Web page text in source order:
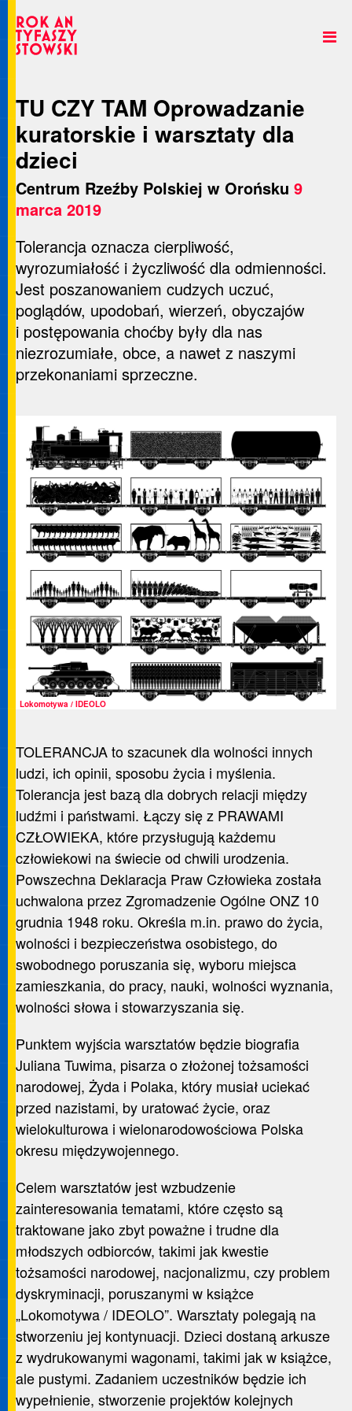
TU CZY TAM Oprowadzanie
kuratorskie i warsztaty dla
dzieci
Centrum Rzeźby Polskiej w Orońsku 9
marca 2019
Tolerancja oznacza cierpliwość,
wyrozumiałość i życzliwość dla odmienności.
Jest poszanowaniem cudzych uczuć,
poglądów, upodobań, wierzeń, obyczajów
i postępowania choćby były dla nas
niezrozumiałe, obce, a nawet z naszymi
przekonaniami sprzeczne.
Lokomotywa / IDEOLO
TOLERANCJA to szacunek dla wolności innych
ludzi, ich opinii, sposobu życia i myślenia.
Tolerancja jest bazą dla dobrych relacji między
ludźmi i państwami. Łączy się z PRAWAMI
CZŁOWIEKA, które przysługują każdemu
człowiekowi na świecie od chwili urodzenia.
Powszechna Deklaracja Praw Człowieka została
uchwalona przez Zgromadzenie Ogólne ONZ 10
grudnia 1948 roku. Określa m.in. prawo do życia,
wolności i bezpieczeństwa osobistego, do
swobodnego poruszania się, wyboru miejsca
zamieszkania, do pracy, nauki, wolności wyznania,
wolności słowa i stowarzyszania się.
Punktem wyjścia warsztatów będzie biografia
Juliana Tuwima, pisarza o złożonej tożsamości
narodowej, Żyda i Polaka, który musiał uciekać
przed nazistami, by uratować życie, oraz
wielokulturowa i wielonarodowościowa Polska
okresu międzywojennego.
Celem warsztatów jest wzbudzenie
zainteresowania tematami, które często są
traktowane jako zbyt poważne i trudne dla
młodszych odbiorców, takimi jak kwestie
tożsamości narodowej, nacjonalizmu, czy problem
dyskryminacji, poruszanymi w książce
„Lokomotywa / IDEOLO”. Warsztaty polegają na
stworzeniu jej kontynuacji. Dzieci dostaną arkusze
z wydrukowanymi wagonami, takimi jak w książce,
ale pustymi. Zadaniem uczestników będzie ich
wypełnienie, stworzenie projektów kolejnych